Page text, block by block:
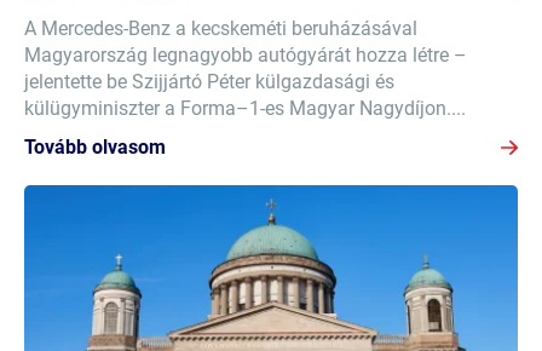
A Mercedes-Benz a kecskeméti beruházásával
Magyarország legnagyobb autógyárát hozza létre –
jelentette be Szijjártó Péter külgazdasági és
külügyminiszter a Forma–1-es Magyar Nagydíjon....
Tovább olvasom